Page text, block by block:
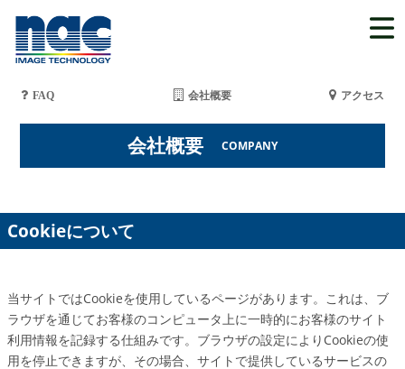
FAQ 会社概要 アクセス
会社概要 COMPANY
Cookieについて
当サイトではCookieを使用しているページがあります。これは、ブ
ラウザを通じてお客様のコンピュータ上に一時的にお客様のサイト
利用情報を記録する仕組みです。ブラウザの設定によりCookieの使
用を停止できますが、その場合、サイトで提供しているサービスの